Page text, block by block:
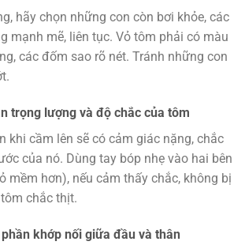
hãy chọn những con còn bơi khỏe, các
mạnh mẽ, liên tục. Vỏ tôm phải có màu
các đốm sao rõ nét. Tránh những con
trọng lượng và độ chắc của tôm
khi cầm lên sẽ có cảm giác nặng, chắc
của nó. Dùng tay bóp nhẹ vào hai bên
mềm hơn), nếu cảm thấy chắc, không bị
chắc thịt.
khớp nối giữa đầu và thân